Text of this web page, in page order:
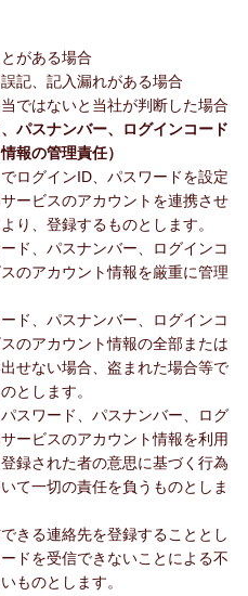
がある場合
記、記入漏れがある場合
ではないと当社が判断した場合
パスナンバー、ログインコード
報の管理責任）
ログインID、パスワードを設定
ービスのアカウントを連携させ
り、登録するものとします。
ド、パスナンバー、ログインコ
のアカウント情報を厳重に管理
ド、パスナンバー、ログインコ
のアカウント情報の全部または
せない場合、盗まれた場合等で
とします。
スワード、パスナンバー、ログ
ービスのアカウント情報を利用
録された者の意思に基づく行為
て一切の責任を負うものとしま
きる連絡先を登録することとし
ドを受信できないことによる不
ものとします。